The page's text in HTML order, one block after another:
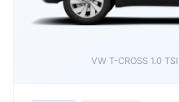
VW T-CROSS 1.0